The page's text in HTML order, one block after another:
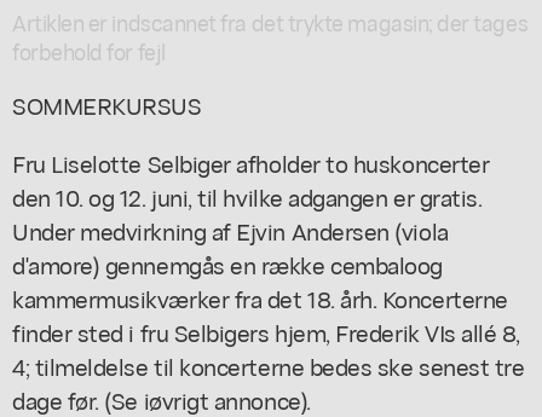
Artiklen er indscannet fra det trykte magasin; der tages
forbehold for fejl
SOMMERKURSUS
Fru Liselotte Selbiger afholder to huskoncerter
den 10. og 12. juni, til hvilke adgangen er gratis.
Under medvirkning af Ejvin Andersen (viola
d'amore) gennemgås en række cembaloog
kammermusikværker fra det 18. årh. Koncerterne
finder sted i fru Selbigers hjem, Frederik VIs allé 8,
4; tilmeldelse til koncerterne bedes ske senest tre
dage før. (Se iøvrigt annonce).